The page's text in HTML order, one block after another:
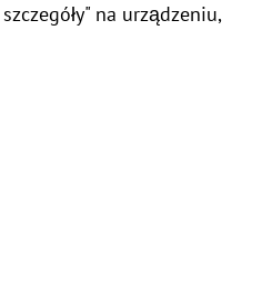
na urządzeniu,